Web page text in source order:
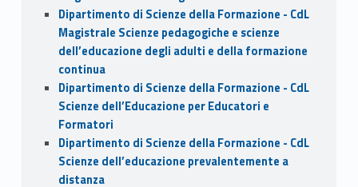
Dipartimento di Scienze della Formazione - CdL
Magistrale Scienze pedagogiche e scienze
dell’educazione degli adulti e della formazione
continua
Dipartimento di Scienze della Formazione - CdL
Scienze dell’Educazione per Educatori e
Formatori
Dipartimento di Scienze della Formazione - CdL
Scienze dell’educazione prevalentemente a
distanza